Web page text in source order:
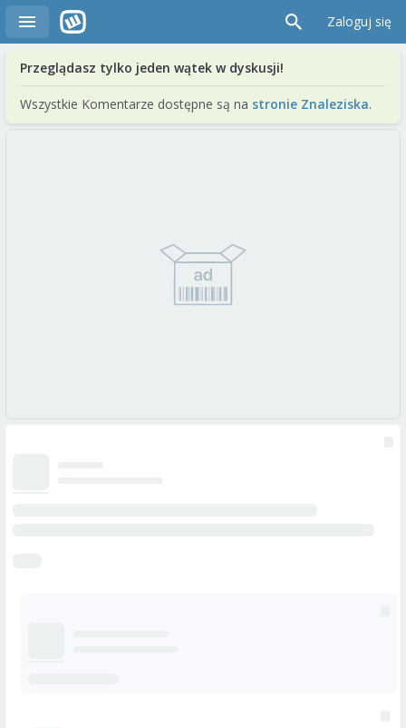
Zaloguj się
Przeglądasz tylko jeden wątek w dyskusji!
Wszystkie Komentarze dostępne są na stronie Znaleziska.